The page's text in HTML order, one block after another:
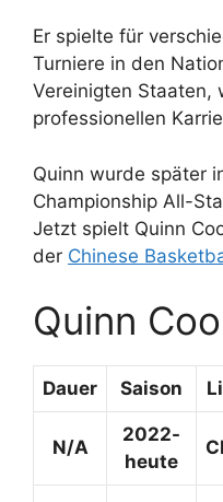
Er spielte für
Turniere in den
Vereinigten Staaten,
professionellen
Quinn wurde später
Championship All-
Jetzt spielt Quinn
der Chinese
Quinn
Dauer Saison
N/A
2022-
heute